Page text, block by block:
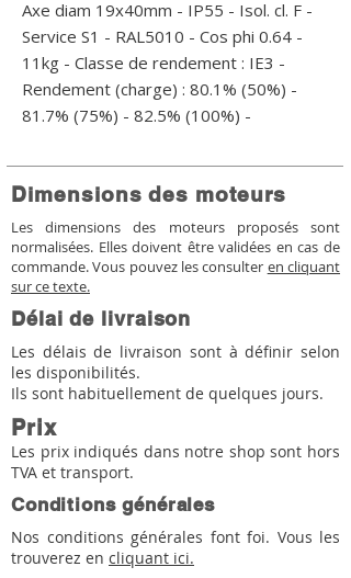
Axe diam 19x40mm - IP55 - Isol. cl. F -
Service S1 - RAL5010 - Cos phi 0.64 -
11kg - Classe de rendement : IE3 -
Rendement (charge) : 80.1% (50%) -
81.7% (75%) - 82.5% (100%) -
Dimensions des moteurs
Les dimensions des moteurs proposés sont
normalisées. Elles doivent être validées en cas de
commande. Vous pouvez les consulter en cliquant
sur ce texte.
Délai de livraison
Les délais de livraison sont à définir selon
les disponibilités.
Ils sont habituellement de quelques jours.
Prix
Les prix indiqués dans notre shop sont hors
TVA et transport.
Conditions générales
Nos conditions générales font foi. Vous les
trouverez en cliquant ici.